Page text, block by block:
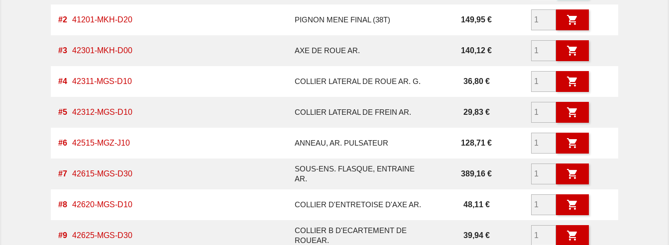
#2 41201-MKH-D20 PIGNON MENE FINAL (38T) Prix
149,95 € 
#3 42301-MKH-D00 AXE DE ROUE AR. Prix
140,12 € 
#4 42311-MGS-D10 COLLIER LATERAL DE ROUE AR. G. Prix
36,80 € 
#5 42312-MGS-D10 COLLIER LATERAL DE FREIN AR. Prix
29,83 € 
#6 42515-MGZ-J10 ANNEAU, AR. PULSATEUR Prix
128,71 € 
#7 42615-MGS-D30
SOUS-ENS. FLASQUE, ENTRAINE
AR.
Prix
389,16 € 
#8 42620-MGS-D10 COLLIER D'ENTRETOISE D'AXE AR. Prix
48,11 € 
#9 42625-MGS-D30
COLLIER B D'ECARTEMENT DE
ROUEAR.
Prix
39,94 € 